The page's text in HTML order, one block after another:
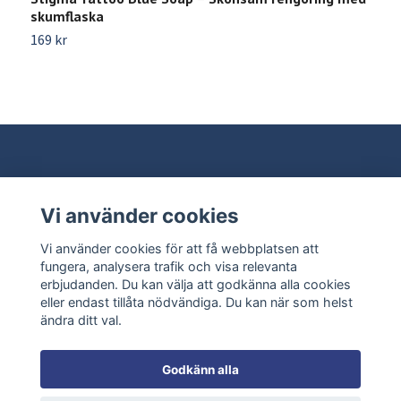
skumflaska
169 kr
Behöver du hjälp?
Läs mer
Sociala medier
Vi använder cookies
Vi använder cookies för att få webbplatsen att
fungera, analysera trafik och visa relevanta
erbjudanden. Du kan välja att godkänna alla cookies
eller endast tillåta nödvändiga. Du kan när som helst
ändra ditt val.
Godkänn alla